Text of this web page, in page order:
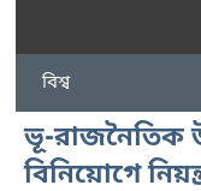
বিশ্ব
ভূ-রাজনৈতিক
বিনিয়োগে